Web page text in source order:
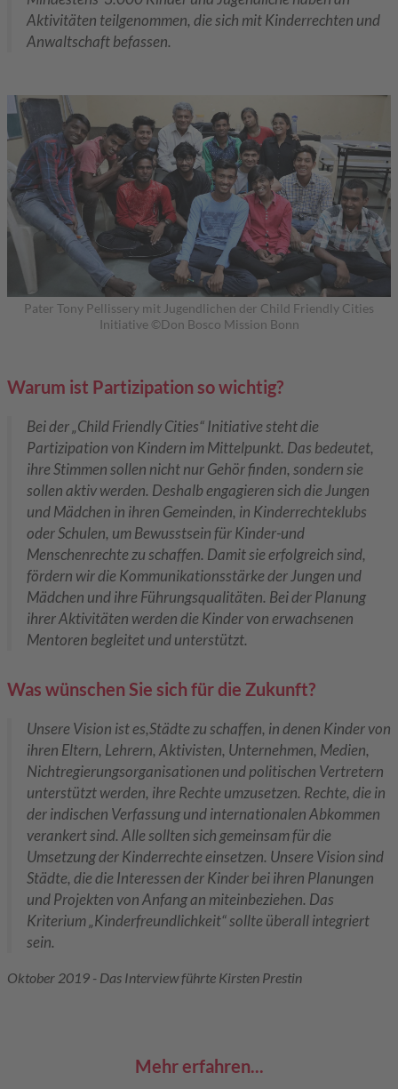
Aktivitäten teilgenommen, die sich mit Kinderrechten und
Anwaltschaft befassen.
Pater Tony Pellissery mit Jugendlichen der Child Friendly Cities
Initiative ©Don Bosco Mission Bonn
Warum ist Partizipation so wichtig?
Bei der „Child Friendly Cities“ Initiative steht die
Partizipation von Kindern im Mittelpunkt. Das bedeutet,
ihre Stimmen sollen nicht nur Gehör finden, sondern sie
sollen aktiv werden. Deshalb engagieren sich die Jungen
und Mädchen in ihren Gemeinden, in Kinderrechteklubs
oder Schulen, um Bewusstsein für Kinder-und
Menschenrechte zu schaffen. Damit sie erfolgreich sind,
fördern wir die Kommunikationsstärke der Jungen und
Mädchen und ihre Führungsqualitäten. Bei der Planung
ihrer Aktivitäten werden die Kinder von erwachsenen
Mentoren begleitet und unterstützt.
Was wünschen Sie sich für die Zukunft?
Unsere Vision ist es,Städte zu schaffen, in denen Kinder von
ihren Eltern, Lehrern, Aktivisten, Unternehmen, Medien,
Nichtregierungsorganisationen und politischen Vertretern
unterstützt werden, ihre Rechte umzusetzen. Rechte, die in
der indischen Verfassung und internationalen Abkommen
verankert sind. Alle sollten sich gemeinsam für die
Umsetzung der Kinderrechte einsetzen. Unsere Vision sind
Städte, die die Interessen der Kinder bei ihren Planungen
und Projekten von Anfang an miteinbeziehen. Das
Kriterium „Kinderfreundlichkeit“ sollte überall integriert
sein.
Oktober 2019 - Das Interview führte Kirsten Prestin
Mehr erfahren...